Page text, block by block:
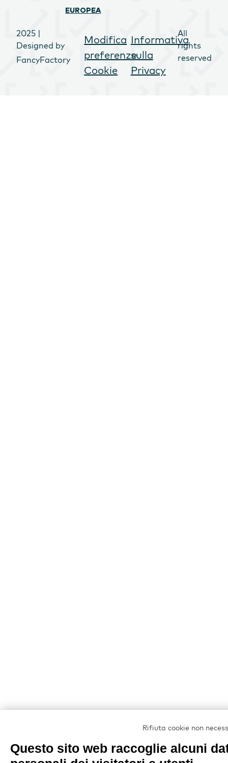
EUROPEA
2025 |
Designed by
FancyFactory
Modifica
preferenze
Cookie
Informativa
sulla
Privacy
All
rights
reserved
Rifiuta cookie non
Questo sito web raccoglie alcuni